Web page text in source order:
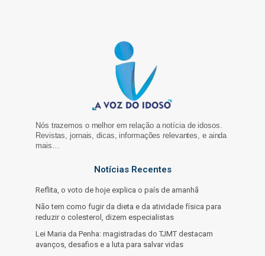
Nós trazemos o melhor em relação a notícia de idosos.
Revistas, jornais, dicas, informações relevantes, e ainda
mais…
Notícias Recentes
Reflita, o voto de hoje explica o país de amanhã
Não tem como fugir da dieta e da atividade física para
reduzir o colesterol, dizem especialistas
Lei Maria da Penha: magistradas do TJMT destacam
avanços, desafios e a luta para salvar vidas